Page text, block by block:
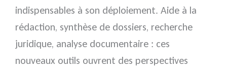
indispensables à son déploiement. Aide à la
rédaction, synthèse de dossiers, recherche
juridique, analyse documentaire : ces
nouveaux outils ouvrent des perspectives